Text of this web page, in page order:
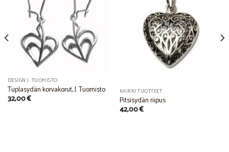
Wishlist
DESIGN J. TUOMISTO
Tuplasydän korvakorut, J. Tuomisto
32,00€
Add to
Wishlist
KAIKKI TUOTTEET
Pitsisydän riipus
42,00€